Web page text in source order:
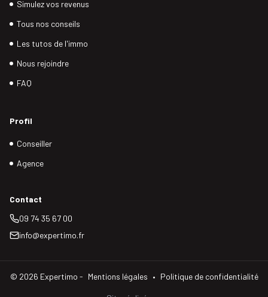
Simulez vos revenus
Tous nos conseils
Les tutos de l'immo
Nous rejoindre
FAQ
Profil
Conseiller
Agence
Contact
09 74 35 67 00
info@expertimo.fr
© 2026 Expertimo - Mentions légales • Politique de confidentialité